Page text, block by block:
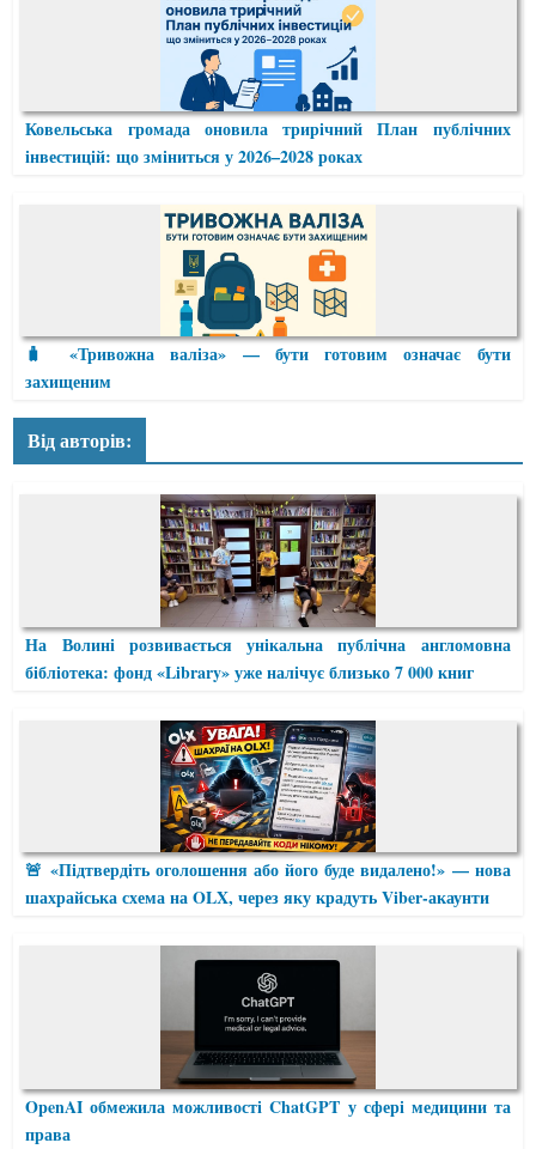
Ковельська громада оновила трирічний План публічних
інвестицій: що зміниться у 2026–2028 роках
🧳 «Тривожна валіза» — бути готовим означає бути
захищеним
Від авторів:
На Волині розвивається унікальна публічна англомовна
бібліотека: фонд «Library» уже налічує близько 7 000 книг
🚨 «Підтвердіть оголошення або його буде видалено!» — нова
шахрайська схема на OLX, через яку крадуть Viber-акаунти
OpenAI обмежила можливості ChatGPT у сфері медицини та
права